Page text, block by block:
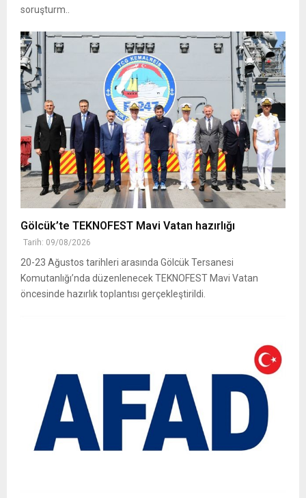
soruşturm..
Gölcük’te TEKNOFEST Mavi Vatan hazırlığı
Tarih: 09/08/2026
20-23 Ağustos tarihleri arasında Gölcük Tersanesi
Komutanlığı’nda düzenlenecek TEKNOFEST Mavi Vatan
öncesinde hazırlık toplantısı gerçekleştirildi.